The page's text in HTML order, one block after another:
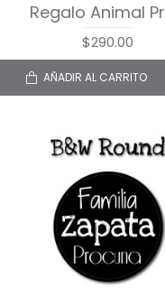
Regalo Animal
$290.00
AÑADIR AL CARRITO